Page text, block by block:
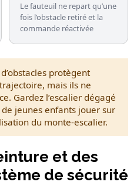
Le fauteuil ne repart qu’une
fois l’obstacle retiré et la
commande réactivée
protègent
mais ils ne
Gardez l’escalier dégagé
de jeunes enfants jouer sur
du monte-escalier.
et des
de sécurité